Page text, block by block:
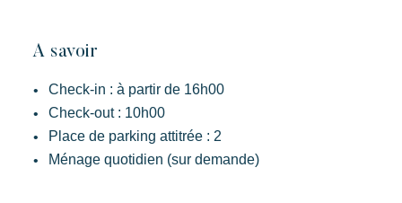
A savoir
Check-in : à partir de 16h00
Check-out : 10h00
Place de parking attitrée : 2
Ménage quotidien (sur demande)